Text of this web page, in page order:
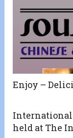
Enjoy –
International
held at The